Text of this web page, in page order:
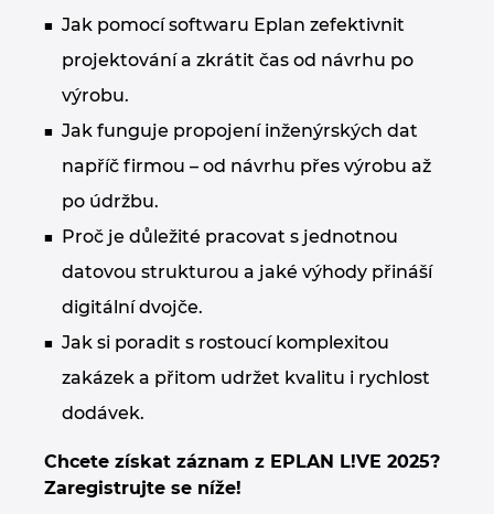
Jak pomocí softwaru Eplan zefektivnit
projektování a zkrátit čas od návrhu po
výrobu.
Jak funguje propojení inženýrských dat
napříč firmou – od návrhu přes výrobu až
po údržbu.
Proč je důležité pracovat s jednotnou
datovou strukturou a jaké výhody přináší
digitální dvojče.
Jak si poradit s rostoucí komplexitou
zakázek a přitom udržet kvalitu i rychlost
dodávek.
Chcete získat záznam z EPLAN L!VE 2025?
Zaregistrujte se níže!
Kolumbie
Litva
Lucembursko
Maďarsko
Mexiko
Nizozemsko